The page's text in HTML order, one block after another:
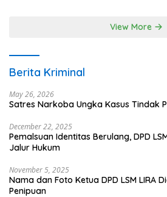
View More
Berita Kriminal
May 26, 2026
Satres Narkoba Ungka Kasus Tindak
December 22, 2025
Pemalsuan Identitas Berulang, DPD
Jalur Hukum
November 5, 2025
Nama dan Foto Ketua DPD LSM LIRA
Penipuan